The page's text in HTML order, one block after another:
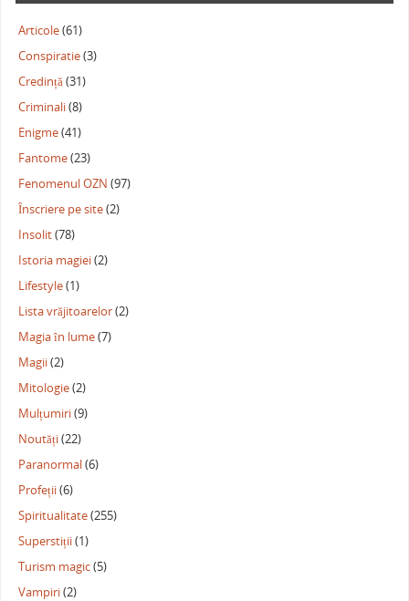
Articole(61)
Conspiratie(3)
Credință(31)
Criminali(8)
Enigme(41)
Fantome(23)
Fenomenul OZN (97)
Înscriere pe site(2)
Insolit(78)
Istoria magiei(2)
Lifestyle(1)
Lista vrăjitoarelor(2)
Magia în lume(7)
Magii(2)
Mitologie(2)
Mulțumiri(9)
Noutăți(22)
Paranormal(6)
Profeții(6)
Spiritualitate(255)
Superstiții(1)
Turism magic(5)
Vampiri(2)